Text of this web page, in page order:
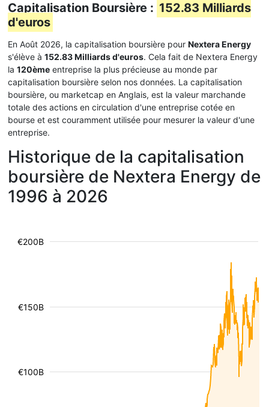
Capitalisation Boursière : 152.83 Milliards
d'euros
En Août 2026, la capitalisation boursière pour Nextera Energy
s'élève à 152.83 Milliards d'euros. Cela fait de Nextera Energy
la 120ème entreprise la plus précieuse au monde par
capitalisation boursière selon nos données. La capitalisation
boursière, ou marketcap en Anglais, est la valeur marchande
totale des actions en circulation d'une entreprise cotée en
bourse et est couramment utilisée pour mesurer la valeur d'une
entreprise.
Historique de la capitalisation
boursière de Nextera Energy de
1996 à 2026
€100B
€150B
€200B